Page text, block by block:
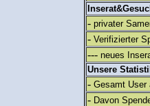
- privater
- Verifizierter
--- neues
Unsere
- Gesamt User
- Davon